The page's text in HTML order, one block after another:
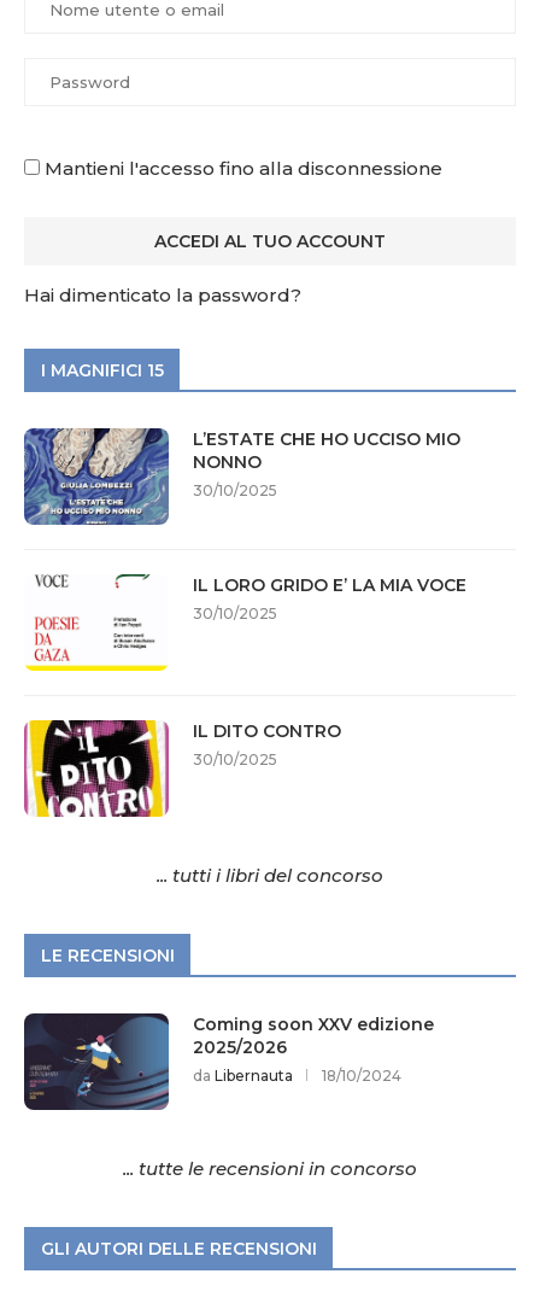
Mantieni l'accesso fino alla disconnessione
Hai dimenticato la password?
I MAGNIFICI 15
L’ESTATE CHE HO UCCISO MIO
NONNO
30/10/2025
IL LORO GRIDO E’ LA MIA VOCE
30/10/2025
IL DITO CONTRO
30/10/2025
... tutti i libri del concorso
LE RECENSIONI
Coming soon XXV edizione
2025/2026
da Libernauta 18/10/2024
... tutte le recensioni in concorso
GLI AUTORI DELLE RECENSIONI